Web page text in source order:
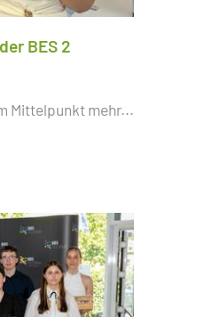
BES 2
Mittelpunkt mehr...